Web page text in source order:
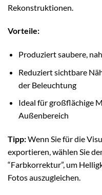
Rekonstruktionen.
Vorteile:
Produziert saubere,
Reduziert sichtbare
der Beleuchtung
Ideal für großflächige
Außenbereich
Tipp:Wenn Sie für die
exportieren, wählen Sie
“Farbkorrektur”, um
Fotos auszugleichen.